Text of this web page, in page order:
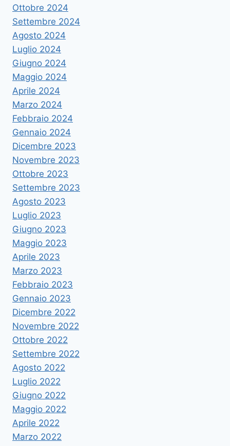
Ottobre 2024
Settembre 2024
Agosto 2024
Luglio 2024
Giugno 2024
Maggio 2024
Aprile 2024
Marzo 2024
Febbraio 2024
Gennaio 2024
Dicembre 2023
Novembre 2023
Ottobre 2023
Settembre 2023
Agosto 2023
Luglio 2023
Giugno 2023
Maggio 2023
Aprile 2023
Marzo 2023
Febbraio 2023
Gennaio 2023
Dicembre 2022
Novembre 2022
Ottobre 2022
Settembre 2022
Agosto 2022
Luglio 2022
Giugno 2022
Maggio 2022
Aprile 2022
Marzo 2022